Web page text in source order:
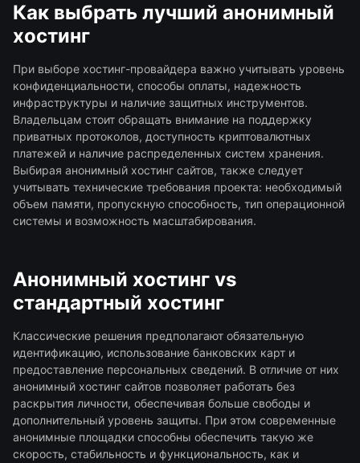
Как выбрать лучший анонимный
хостинг
При выборе хостинг-провайдера важно учитывать уровень
конфиденциальности, способы оплаты, надежность
инфраструктуры и наличие защитных инструментов.
Владельцам стоит обращать внимание на поддержку
приватных протоколов, доступность криптовалютных
платежей и наличие распределенных систем хранения.
Выбирая анонимный хостинг сайтов, также следует
учитывать технические требования проекта: необходимый
объем памяти, пропускную способность, тип операционной
системы и возможность масштабирования.
Анонимный хостинг vs
стандартный хостинг
Классические решения предполагают обязательную
идентификацию, использование банковских карт и
предоставление персональных сведений. В отличие от них
анонимный хостинг сайтов позволяет работать без
раскрытия личности, обеспечивая больше свободы и
дополнительный уровень защиты. При этом современные
анонимные площадки способны обеспечить такую же
скорость, стабильность и функциональность, как и